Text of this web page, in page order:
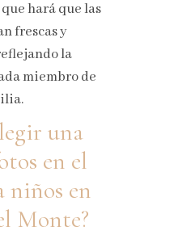
hará que las
frescas y
la
miembro de
una
en el
niños en
Monte?